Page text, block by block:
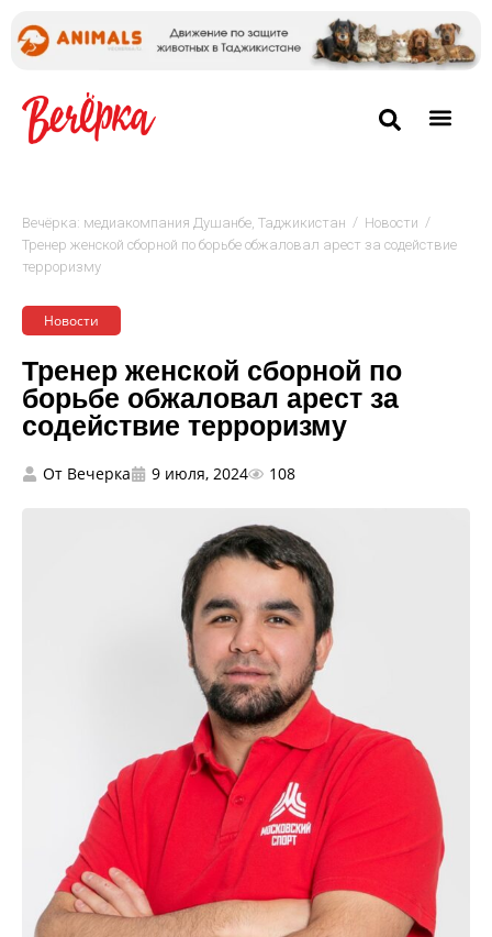
Вечёрка: медиакомпания Душанбе, Таджикистан / Новости /
Тренер женской сборной по борьбе обжаловал арест за содействие
терроризму
Новости
Тренер женской сборной по
борьбе обжаловал арест за
содействие терроризму
От Вечерка 9 июля, 2024 108